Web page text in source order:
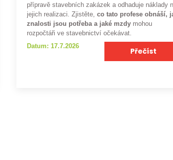
přípravě stavebních zakázek a odhaduje náklady
jejich realizaci. Zjistěte,co tato profese obnáší,
znalosti jsou potřeba a jaké mzdy mohou
rozpočtáři ve stavebnictví očekávat.
Datum: 17.7.2026
Přečíst